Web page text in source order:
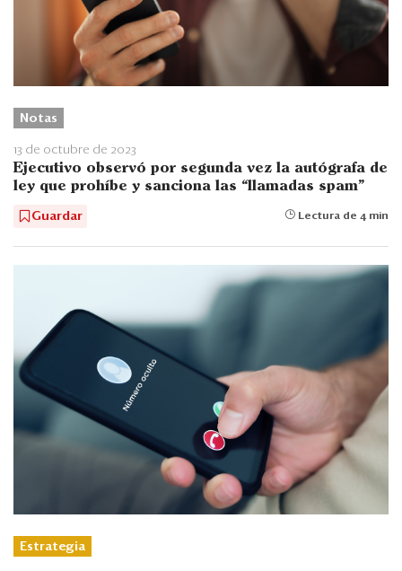
Notas
13 de octubre de 2023
Ejecutivo observó por segunda vez la autógrafa de
ley que prohíbe y sanciona las “llamadas spam”
Guardar Lectura de 4 min
Estrategia